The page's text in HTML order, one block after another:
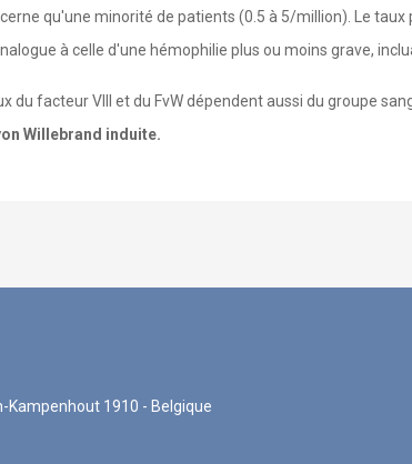
qu'une minorité de patients (0.5 à 5/million). Le
à celle d'une hémophilie plus ou moins grave,
du facteur VIII et du FvW dépendent aussi du groupe
Willebrand induite.
Kampenhout 1910 - Belgique